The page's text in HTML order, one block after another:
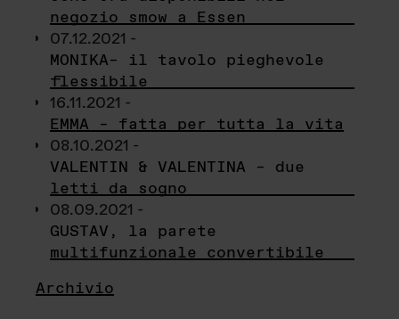
negozio smow a Essen
07.12.2021 -
MONIKA– il tavolo pieghevole
flessibile
16.11.2021 -
EMMA – fatta per tutta la vita
08.10.2021 -
VALENTIN & VALENTINA – due
letti da sogno
08.09.2021 -
GUSTAV, la parete
multifunzionale convertibile
Archivio